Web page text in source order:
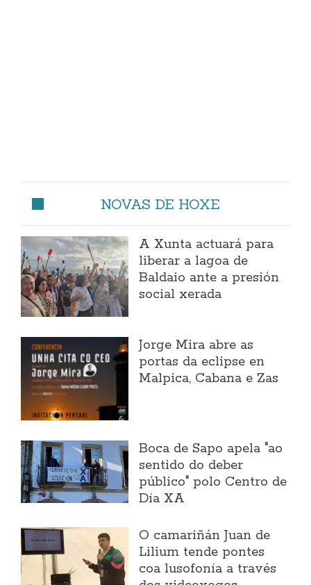
NOVAS DE HOXE
A Xunta actuará para
liberar a lagoa de
Baldaio ante a presión
social xerada
Jorge Mira abre as
portas da eclipse en
Malpica, Cabana e Zas
Boca de Sapo apela "ao
sentido do deber
público" polo Centro de
Día XA
O camariñán Juan de
Lilium tende pontes
coa lusofonía a través